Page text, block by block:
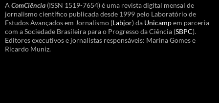
A ComCiência (ISSN 1519-7654) é uma revista digital mensal de
jornalismo científico publicada desde 1999 pelo Laboratório de
Estudos Avançados em Jornalismo (Labjor) da Unicampem parceria
com a Sociedade Brasileira para o Progresso da Ciência (SBPC).
Editores executivos e jornalistas responsáveis: Marina Gomes e
Ricardo Muniz.